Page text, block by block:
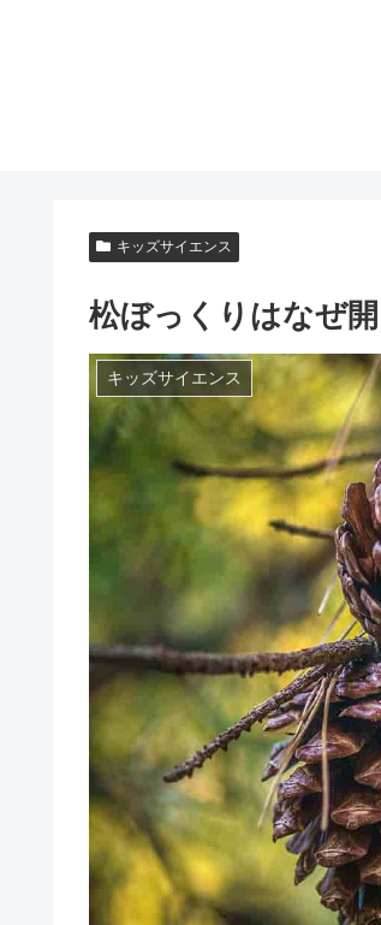
キッズサイエンス
松ぼっくりはなぜ
キッズサイエンス